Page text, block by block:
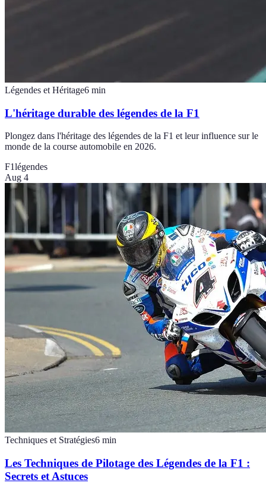
Légendes et Héritage6 min
L'héritage durable des légendes de la F1
Plongez dans l'héritage des légendes de la F1 et leur influence sur le
monde de la course automobile en 2026.
F1légendes
Aug 4
Techniques et Stratégies6 min
Les Techniques de Pilotage des Légendes de la F1 :
Secrets et Astuces